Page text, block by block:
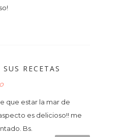
RECETAS
que estar la mar de
es delicioso!! me
Bs.